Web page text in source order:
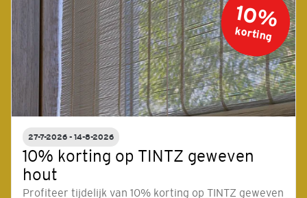
10%
korting
27-7-2026 - 14-8-2026
10% korting op TINTZ geweven
hout
Profiteer tijdelijk van 10% korting op TINTZ geweven